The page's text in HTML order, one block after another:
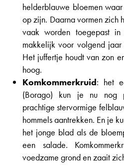
helderblauwe bloemen
op zijn. Daarna vormen zich
vaak worden toegepast
makkelijk voor volgend
Het juffertje houdt van zon
hoog.
Komkommerkruid: het
(Borago) kun je nu nog
prachtige stervormige
hommels aantrekken. En je
het jonge blad als de
een salade.
voedzame grond en zaait